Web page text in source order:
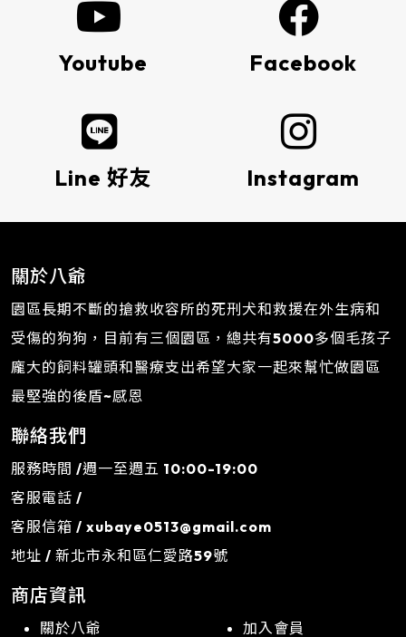
Youtube Facebook
Line 好友 Instagram
關於八爺
園區長期不斷的搶救收容所的死刑犬和救援在外生病和
受傷的狗狗，目前有三個園區，總共有5000多個毛孩子
龐大的飼料罐頭和醫療支出希望大家一起來幫忙做園區
最堅強的後盾~感恩
聯絡我們
服務時間 /週一至週五 10:00-19:00
客服電話 /
客服信箱 / xubaye0513@gmail.com
地址 / 新北市永和區仁愛路59號
商店資訊
關於八爺 加入會員